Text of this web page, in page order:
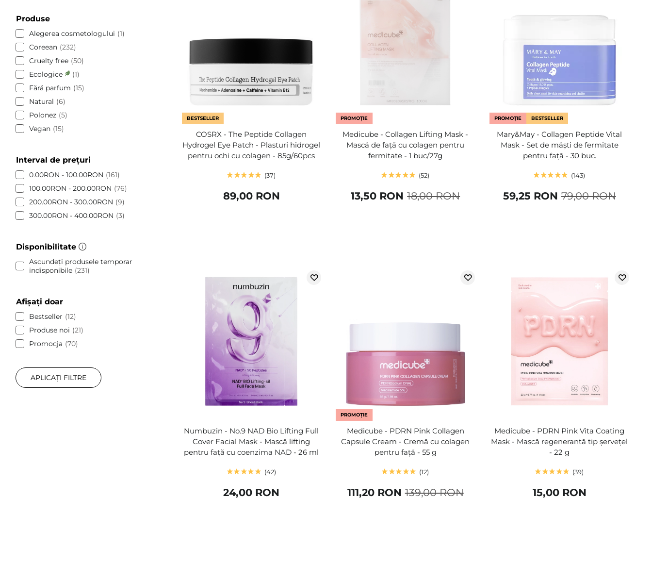
Produse
Alegerea cosmetologului
1
Coreean 232
Cruelty free 50
Ecologice
1
Fără parfum
15
Natural
6
Polonez 5
Vegan 15
Interval de prețuri
0.00RON - 100.00RON
161
100.00RON - 200.00RON
76
200.00RON - 300.00RON
9
300.00RON - 400.00RON
3
Disponibilitate
Ascundeți produsele temporar
indisponibile 231
Afișați doar
Bestseller
12
Produse noi
21
Promocja
70
APLICAȚI FILTRE
BESTSELLER
COSRX - The Peptide Collagen
Hydrogel Eye Patch - Plasturi hidrogel
pentru ochi cu colagen - 85g/60pcs
37
89,00 RON
PROMOȚIE
Medicube - Collagen Lifting Mask -
Mască de față cu colagen pentru
fermitate - 1 buc/27g
52
18,00 RON
13,50 RON
PROMOȚIE BESTSELLER
Mary&May - Collagen Peptide Vital
Mask - Set de măști de fermitate
pentru față - 30 buc.
143
79,00 RON
59,25 RON
Numbuzin - No.9 NAD Bio Lifting Full
Cover Facial Mask - Mască lifting
pentru față cu coenzima NAD - 26 ml
42
24,00 RON
PROMOȚIE
Medicube - PDRN Pink Collagen
Capsule Cream - Cremă cu colagen
pentru față - 55 g
12
139,00 RON
111,20 RON
Medicube - PDRN Pink Vita Coating
Mask - Mască regenerantă tip șervețel
- 22 g
39
15,00 RON